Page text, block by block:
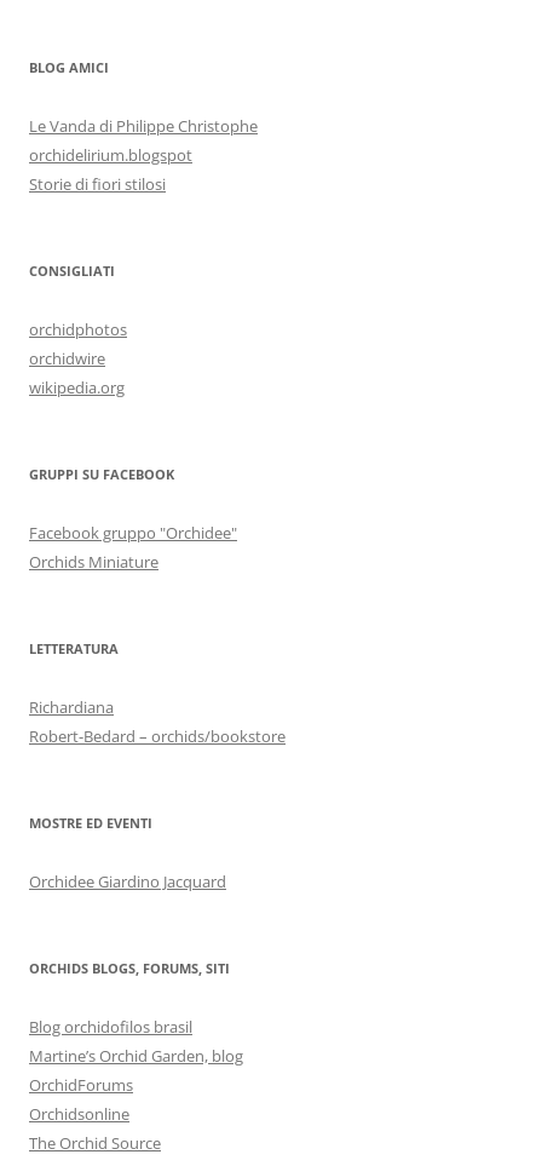
BLOG AMICI
Le Vanda di Philippe Christophe
orchidelirium.blogspot
Storie di fiori stilosi
CONSIGLIATI
orchidphotos
orchidwire
wikipedia.org
GRUPPI SU FACEBOOK
Facebook gruppo "Orchidee"
Orchids Miniature
LETTERATURA
Richardiana
Robert-Bedard – orchids/bookstore
MOSTRE ED EVENTI
Orchidee Giardino Jacquard
ORCHIDS BLOGS, FORUMS, SITI
Blog orchidofilos brasil
Martine’s Orchid Garden, blog
OrchidForums
Orchidsonline
The Orchid Source